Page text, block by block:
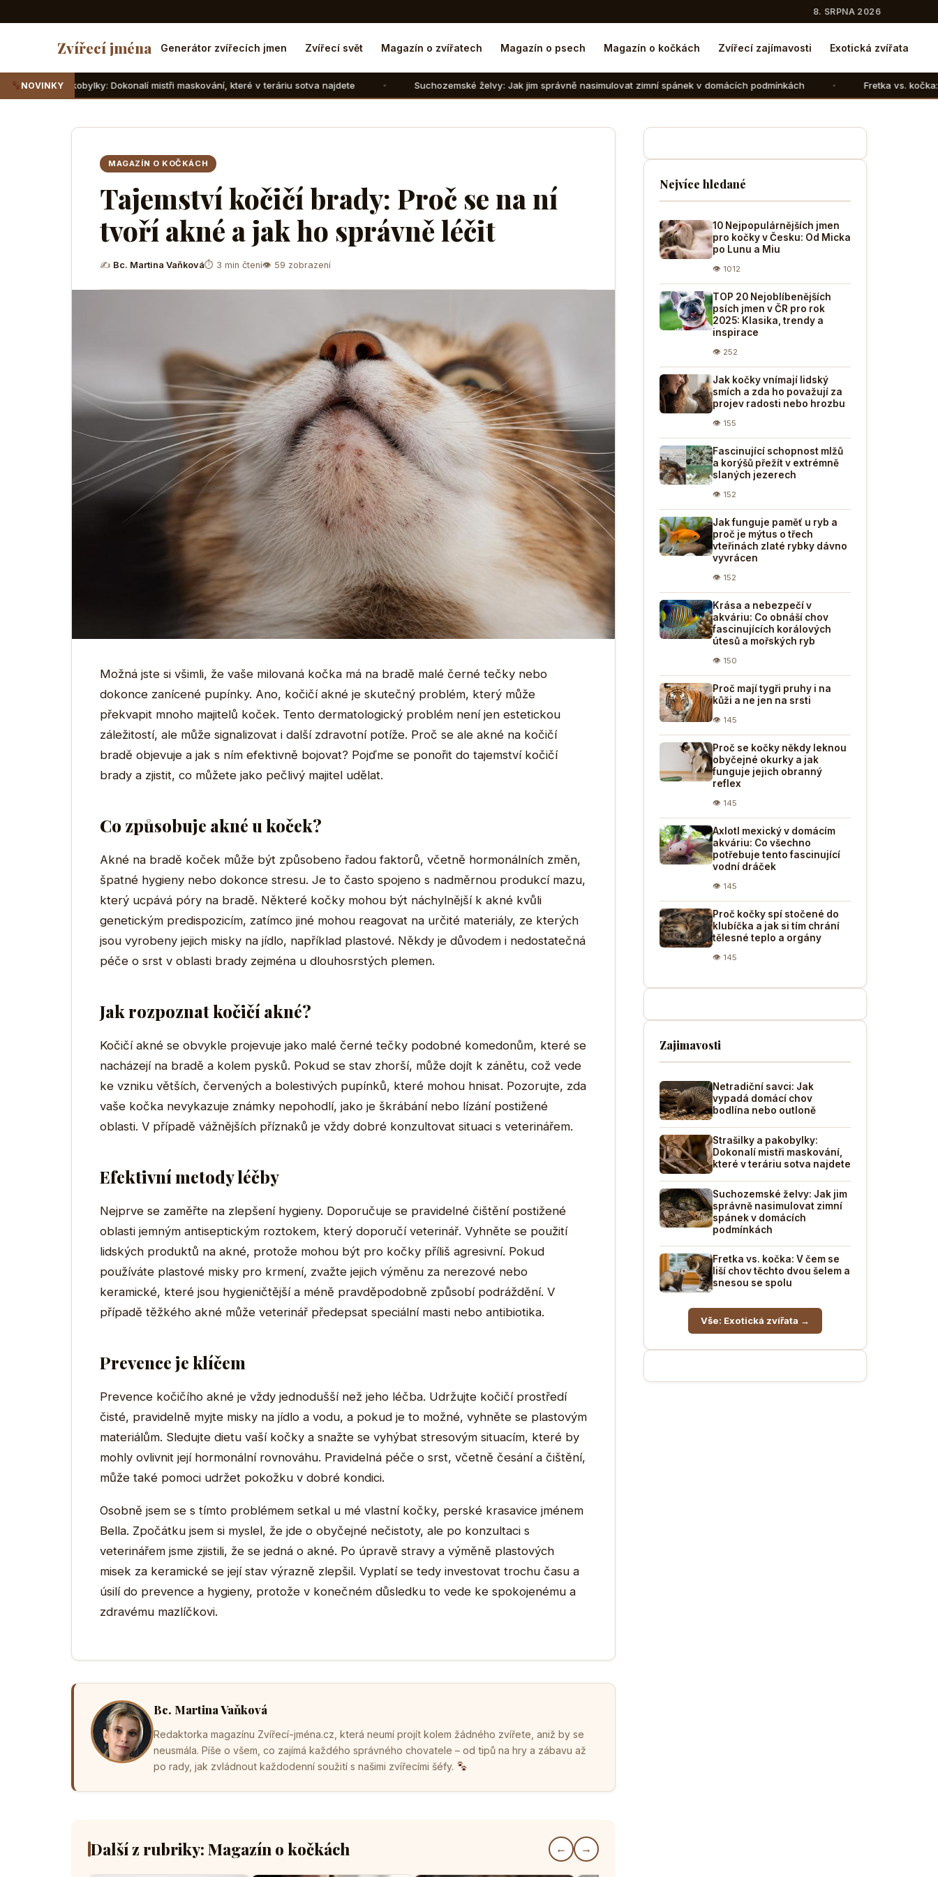
8. SRPNA 2026
Zvířecí jména Generátor zvířecích jmen Zvířecí svět Magazín o zvířatech Magazín o psech Magazín o kočkách Zvířecí zajímavosti Exotická zvířata
NOVINKY
Dokonalí mistři maskování, které v teráriu sotva najdete Suchozemské želvy: Jak jim správně nasimulovat zimní spánek v domácích podmínkách Fretka vs. kočka: V čem se liší
MAGAZÍN O KOČKÁCH
Tajemství kočičí brady: Proč se na ní
tvoří akné a jak ho správně léčit
✍ Bc. Martina Vaňková⏱ 3 min čtení👁 59 zobrazení
Možná jste si všimli, že vaše milovaná kočka má na bradě malé černé tečky nebo
dokonce zanícené pupínky. Ano, kočičí akné je skutečný problém, který může
překvapit mnoho majitelů koček. Tento dermatologický problém není jen estetickou
záležitostí, ale může signalizovat i další zdravotní potíže. Proč se ale akné na kočičí
bradě objevuje a jak s ním efektivně bojovat? Pojďme se ponořit do tajemství kočičí
brady a zjistit, co můžete jako pečlivý majitel udělat.
Co způsobuje akné u koček?
Akné na bradě koček může být způsobeno řadou faktorů, včetně hormonálních změn,
špatné hygieny nebo dokonce stresu. Je to často spojeno s nadměrnou produkcí mazu,
který ucpává póry na bradě. Některé kočky mohou být náchylnější k akné kvůli
genetickým predispozicím, zatímco jiné mohou reagovat na určité materiály, ze kterých
jsou vyrobeny jejich misky na jídlo, například plastové. Někdy je důvodem i nedostatečná
péče o srst v oblasti brady zejména u dlouhosrstých plemen.
Jak rozpoznat kočičí akné?
Kočičí akné se obvykle projevuje jako malé černé tečky podobné komedonům, které se
nacházejí na bradě a kolem pysků. Pokud se stav zhorší, může dojít k zánětu, což vede
ke vzniku větších, červených a bolestivých pupínků, které mohou hnisat. Pozorujte, zda
vaše kočka nevykazuje známky nepohodlí, jako je škrábání nebo lízání postižené
oblasti. V případě vážnějších příznaků je vždy dobré konzultovat situaci s veterinářem.
Efektivní metody léčby
Nejprve se zaměřte na zlepšení hygieny. Doporučuje se pravidelné čištění postižené
oblasti jemným antiseptickým roztokem, který doporučí veterinář. Vyhněte se použití
lidských produktů na akné, protože mohou být pro kočky příliš agresivní. Pokud
používáte plastové misky pro krmení, zvažte jejich výměnu za nerezové nebo
keramické, které jsou hygieničtější a méně pravděpodobně způsobí podráždění. V
případě těžkého akné může veterinář předepsat speciální masti nebo antibiotika.
Prevence je klíčem
Prevence kočičího akné je vždy jednodušší než jeho léčba. Udržujte kočičí prostředí
čisté, pravidelně myjte misky na jídlo a vodu, a pokud je to možné, vyhněte se plastovým
materiálům. Sledujte dietu vaší kočky a snažte se vyhýbat stresovým situacím, které by
mohly ovlivnit její hormonální rovnováhu. Pravidelná péče o srst, včetně česání a čištění,
může také pomoci udržet pokožku v dobré kondici.
Osobně jsem se s tímto problémem setkal u mé vlastní kočky, perské krasavice jménem
Bella. Zpočátku jsem si myslel, že jde o obyčejné nečistoty, ale po konzultaci s
veterinářem jsme zjistili, že se jedná o akné. Po úpravě stravy a výměně plastových
misek za keramické se její stav výrazně zlepšil. Vyplatí se tedy investovat trochu času a
úsilí do prevence a hygieny, protože v konečném důsledku to vede ke spokojenému a
zdravému mazlíčkovi.
Bc. Martina Vaňková
Redaktorka magazínu Zvířecí-jména.cz, která neumí projít kolem žádného zvířete, aniž by se
neusmála. Píše o všem, co zajímá každého správného chovatele – od tipů na hry a zábavu až
po rady, jak zvládnout každodenní soužití s našimi zvířecími šéfy.
Další z rubriky: Magazín o kočkách ← →
Nejvíce hledané
10 Nejpopulárnějších jmen
pro kočky v Česku: Od Micka
po Lunu a Miu
👁 1012
TOP 20 Nejoblíbenějších
psích jmen v ČR pro rok
2025: Klasika, trendy a
inspirace
👁 252
Jak kočky vnímají lidský
smích a zda ho považují za
projev radosti nebo hrozbu
👁 155
Fascinující schopnost mlžů
a korýšů přežít v extrémně
slaných jezerech
👁 152
Jak funguje paměť u ryb a
proč je mýtus o třech
vteřinách zlaté rybky dávno
vyvrácen
👁 152
Krása a nebezpečí v
akváriu: Co obnáší chov
fascinujících korálových
útesů a mořských ryb
👁 150
Proč mají tygři pruhy i na
kůži a ne jen na srsti
👁 145
Proč se kočky někdy leknou
obyčejné okurky a jak
funguje jejich obranný
reflex
👁 145
Axlotl mexický v domácím
akváriu: Co všechno
potřebuje tento fascinující
vodní dráček
👁 145
Proč kočky spí stočené do
klubíčka a jak si tím chrání
tělesné teplo a orgány
👁 145
Zajimavosti
Netradiční savci: Jak
vypadá domácí chov
bodlína nebo outloně
Strašilky a pakobylky:
Dokonalí mistři maskování,
které v teráriu sotva najdete
Suchozemské želvy: Jak jim
správně nasimulovat zimní
spánek v domácích
podmínkách
Fretka vs. kočka: V čem se
liší chov těchto dvou šelem a
snesou se spolu
Vše: Exotická zvířata →